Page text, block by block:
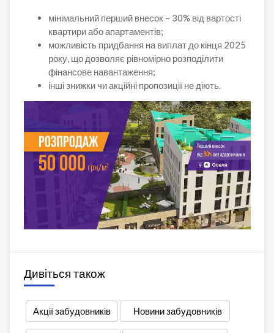
мінімальний перший внесок – 30% від вартості
квартири або апартаментів;
можливість придбання на виплат до кінця 2025
року, що дозволяє рівномірно розподілити
фінансове навантаження;
інші знижки чи акційні пропозиції не діють.
Дивіться також
Акції забудовників Новини забудовників